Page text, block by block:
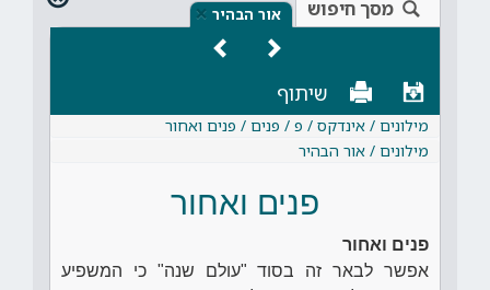
מסך חיפוש אור הבהיר ×
שיתוף
מילונים / אינדקס / פ / פנים / פנים ואחור
מילונים / אור הבהיר
פנים ואחור
פנים ואחור
אפשר לבאר זה בסוד "עולם שנה" כי המשפיע